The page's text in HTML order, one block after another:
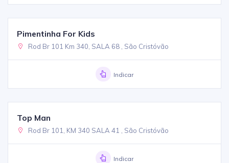
Pimentinha For Kids
Rod Br 101 Km 340, SALA 68 , São Cristóvão
Indicar
Top Man
Rod Br 101, KM 340 SALA 41 , São Cristóvão
Indicar